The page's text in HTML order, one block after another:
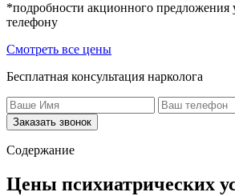
*подробности акционного предложения
телефону
Смотреть все цены
Бесплатная консультация нарколога
Заказать звонок
Содержание
Цены психиатрических